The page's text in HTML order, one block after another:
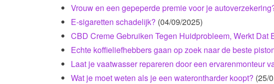
Vrouw en een gepeperde premie voor je
E-sigaretten schadelijk? (04/09/2025)
CBD Creme Gebruiken Tegen Huidprobleem, Werkt Dat
Echte koffieliefhebbers gaan op zoek naar de beste
Laat je vaatwasser repareren door een ervarenmonteur
Wat je moet weten als je een waterontharder koopt? (25/